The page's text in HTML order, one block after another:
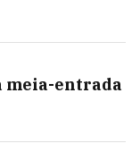
meia-entrada